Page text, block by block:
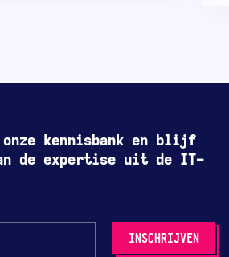
onze kennisbank en blijf
de expertise uit de IT-